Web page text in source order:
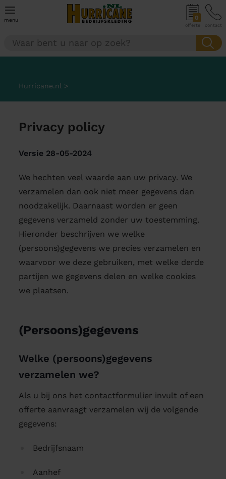
menu 0
offerte contact
Hurricane.nl >
Privacy policy
Versie 28-05-2024
We hechten veel waarde aan uw privacy. We
verzamelen dan ook niet meer gegevens dan
noodzakelijk. Daarnaast worden er geen
gegevens verzameld zonder uw toestemming.
Hieronder beschrijven we welke
(persoons)gegevens we precies verzamelen en
waarvoor we deze gebruiken, met welke derde
partijen we gegevens delen en welke cookies
we plaatsen.
(Persoons)gegevens
Welke (persoons)gegevens
verzamelen we?
Als u bij ons het contactformulier invult of een
offerte aanvraagt verzamelen wij de volgende
gegevens:
Bedrijfsnaam
Aanhef